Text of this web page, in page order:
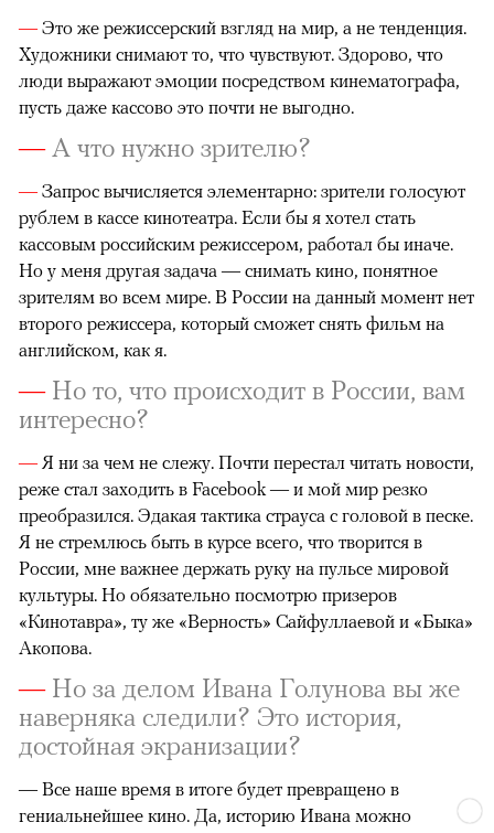
— Это же режиссерский взгляд на мир, а не тенденция.
Художники снимают то, что чувствуют. Здорово, что
люди выражают эмоции посредством кинематографа,
пусть даже кассово это почти не выгодно.
—А что нужно зрителю?
— Запрос вычисляется элементарно: зрители голосуют
рублем в кассе кинотеатра. Если бы я хотел стать
кассовым российским режиссером, работал бы иначе.
Но у меня другая задача — снимать кино, понятное
зрителям во всем мире. В России на данный момент нет
второго режиссера, который сможет снять фильм на
английском, как я.
—Но то, что происходит в России, вам
интересно?
— Я ни за чем не слежу. Почти перестал читать новости,
реже стал заходить в Facebook — и мой мир резко
преобразился. Эдакая тактика страуса с головой в песке.
Я не стремлюсь быть в курсе всего, что творится в
России, мне важнее держать руку на пульсе мировой
культуры. Но обязательно посмотрю призеров
«Кинотавра», ту же «Верность» Сайфуллаевой и «Быка»
Акопова.
—Но за делом Ивана Голунова вы же
наверняка следили? Это история,
достойная экранизации?
— Все наше время в итоге будет превращено в
гениальнейшее кино. Да, историю Ивана можно